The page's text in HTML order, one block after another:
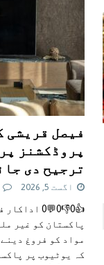
فیصل قریشی
پروڈکشنز
ترجیح دی
اگست 5, 2026
👍0👎0💬0
پاکستان کو غیر
مواد کو فروغ
کہ یوٹیوب پر